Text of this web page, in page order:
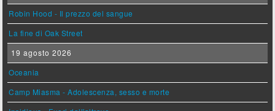
Robin Hood - Il prezzo del sangue
La fine di Oak Street
19 agosto 2026
Oceania
Camp Miasma - Adolescenza, sesso e morte